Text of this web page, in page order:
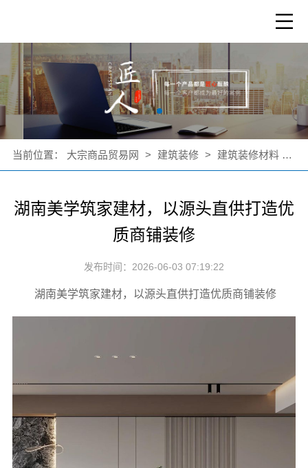
当前位置： 大宗商品贸易网 > 建筑装修 > 建筑装修材料 >
湖南美学筑家建材，以源头直供打造优
质商铺装修
发布时间：2026-06-03 07:19:22
湖南美学筑家建材，以源头直供打造优质商铺装修